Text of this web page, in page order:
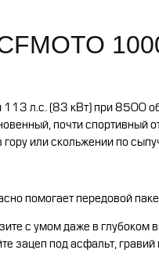
113 л.с. (83 кВт) при 8500
почти спортивный
или скольжении по
помогает передовой
с умом даже в глубоком
зацеп под асфальт,